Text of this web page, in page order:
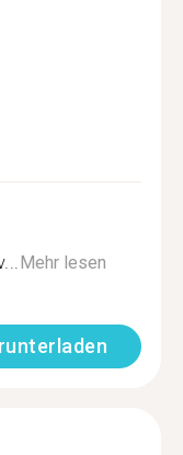
Mehr lesen